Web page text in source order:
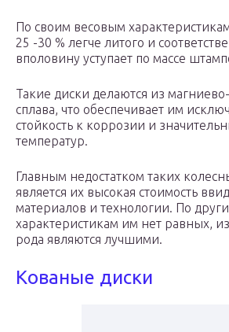
По своим весовым
25 -30 % легче литого и
вполовину уступает по массе
Такие диски делаются из
сплава, что обеспечивает им
стойкость к коррозии и
температур.
Главным недостатком таких
является их высокая стоимость
материалов и технологии. По
характеристикам им нет равных,
рода являются лучшими.
Кованые диски